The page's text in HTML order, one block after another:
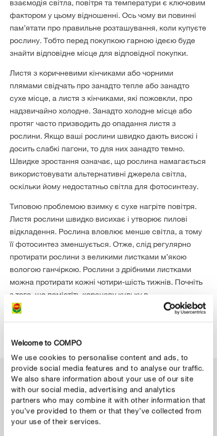
Welcome to COMPO
We use cookies to personalise content and ads, to
provide social media features and to analyse our traffic.
We also share information about your use of our site
with our social media, advertising and analytics
partners who may combine it with other information that
you’ve provided to them or that they’ve collected from
your use of their services.
взаємодія світла, повітря та температури є ключовим
фактором у цьому відношенні. Ось чому ви повинні
пам’ятати про правильне розташування, коли купуєте
рослину. Тобто перед покупкою гарною ідеєю буде
знайти відповідне місце для відповідної покупки.
Листя з коричневими кінчиками або чорними
плямами свідчать про занадто тепле або занадто
сухе місце, а листя з кінчиками, які пожовкли, про
надзвичайно холодне. Занадто холодне місце або
протяг часто призводить до опадання листя з
рослини. Якщо ваші рослини швидко дають високі і
досить слабкі пагони, то для них занадто темно.
Швидке зростання означає, що рослина намагається
використовувати альтернативні джерела світла,
оскільки йому недостатньо світла для фотосинтезу.
Типовою проблемою взимку є сухе нагріте повітря.
Листя рослини швидко висихає і утворює пилові
відкладення. Рослина вловлює менше світла, а тому
її фотосинтез зменшується. Отже, слід регулярно
протирати рослини з великими листками м’якою
вологою ганчіркою. Рослини з дрібними листками
можна протирати кожні чотири-шість тижнів. Почніть
з того, що помістіть кореневу кульку в
поліетиленовий пакет, щоб ґрунт не наситився,